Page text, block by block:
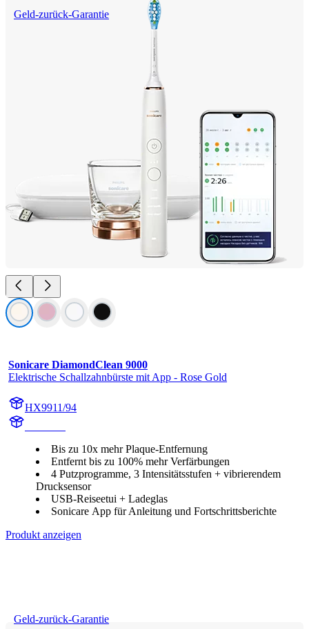
Geld-zurück-Garantie
Sonicare DiamondClean 9000
Elektrische Schallzahnbürste mit App - Rose Gold
HX9911/94
Bis zu 10x mehr Plaque-Entfernung
Entfernt bis zu 100% mehr Verfärbungen
4 Putzprogramme, 3 Intensitätsstufen + vibrierendem
Drucksensor
USB-Reiseetui + Ladeglas
Sonicare App für Anleitung und Fortschrittsberichte
Produkt anzeigen
Geld-zurück-Garantie